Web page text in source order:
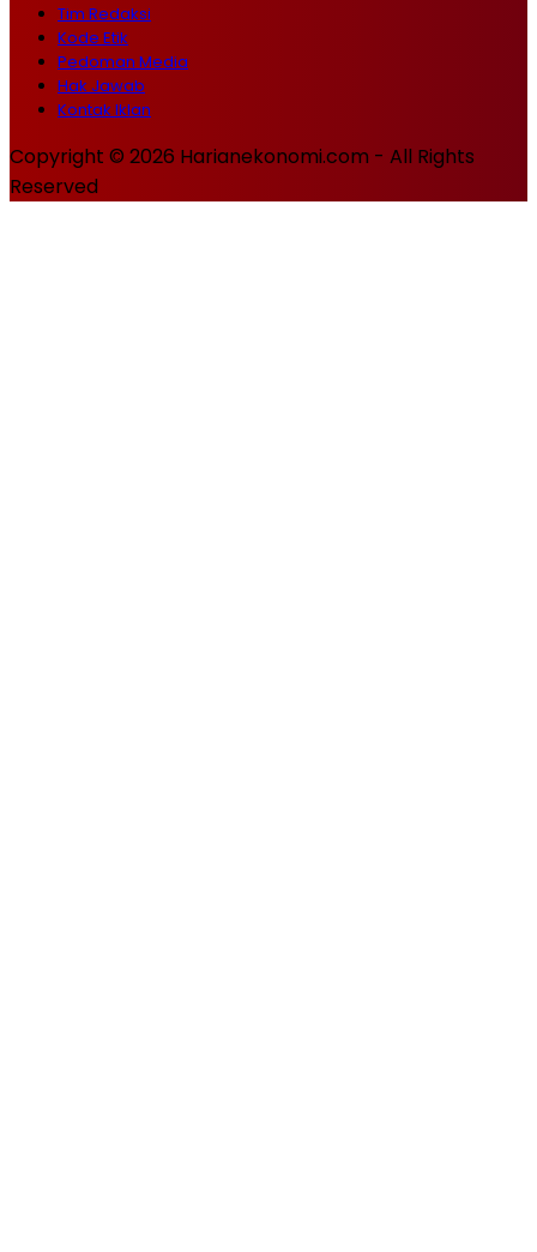
Tim Redaksi
Kode Etik
Pedoman Media
Hak Jawab
Kontak Iklan
Copyright © 2026 Harianekonomi.com - All Rights
Reserved